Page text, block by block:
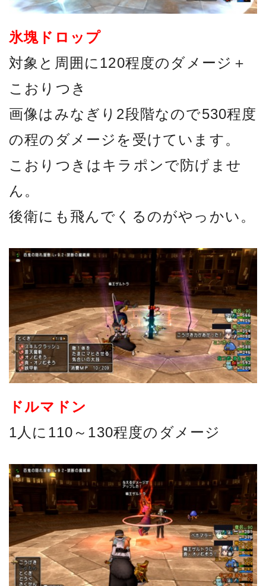
氷塊ドロップ
対象と周囲に120程度のダメージ＋
こおりつき
画像はみなぎり2段階なので530程度
の程のダメージを受けています。
こおりつきはキラポンで防げませ
ん。
後衛にも飛んでくるのがやっかい。
ドルマドン
1人に110～130程度のダメージ